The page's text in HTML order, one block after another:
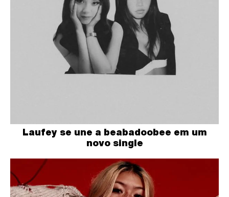
Laufey se une a beabadoobee em um
novo single